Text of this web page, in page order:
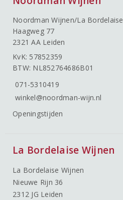
Noordman Wijnen/La Bordelaise
Haagweg 77
2321 AA Leiden
KvK: 57852359
BTW: NL852764686B01
071-5310419
winkel@noordman-wijn.nl
Openingstijden
La Bordelaise Wijnen
La Bordelaise Wijnen
Nieuwe Rijn 36
2312 JG Leiden